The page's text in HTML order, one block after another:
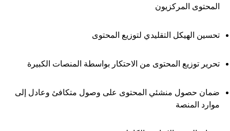
المركزيون
الهيكل التقليدي لتوزيع المحتوى
توزيع المحتوى من الاحتكار بواسطة المنصات الكبيرة
حصول منشئي المحتوى على وصول متكافئ وعادل إلى
المنصة